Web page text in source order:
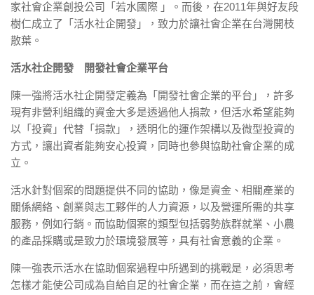
家社會企業創投公司「若水國際 」。而後，在2011年與好友段
樹仁成立了「活水社企開發」，致力於讓社會企業在台灣開枝
散葉。
活水社企開發 開發社會企業平台
陳一強將活水社企開發定義為「開發社會企業的平台」，許多
現有非營利組織的資金大多是透過他人捐款，但活水希望能夠
以「投資」代替「捐款」，透明化的運作架構以及微型投資的
方式，讓出資者能夠安心投資，同時也參與協助社會企業的成
立。
活水針對個案的問題提供不同的協助，像是資金、相關產業的
關係網絡、創業與志工夥伴的人力資源，以及營運所需的共享
服務，例如行銷。而協助個案的類型包括弱勢族群就業、小農
的產品採購或是致力於環境發展等，具有社會意義的企業。
陳一強表示活水在協助個案過程中所遇到的挑戰是，必須思考
怎樣才能使公司成為自給自足的社會企業，而在這之前，會經